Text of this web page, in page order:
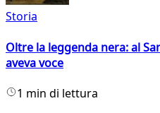
Storia
Oltre la leggenda nera: al
aveva voce
1 min di lettura